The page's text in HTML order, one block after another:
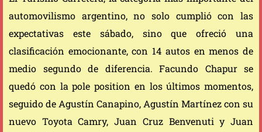
automovilismo argentino, no solo cumplió con las
expectativas este sábado, sino que ofreció una
clasificación emocionante, con 14 autos en menos de
medio segundo de diferencia. Facundo Chapur se
quedó con la pole position en los últimos momentos,
seguido de Agustín Canapino, Agustín Martínez con su
nuevo Toyota Camry, Juan Cruz Benvenuti y Juan